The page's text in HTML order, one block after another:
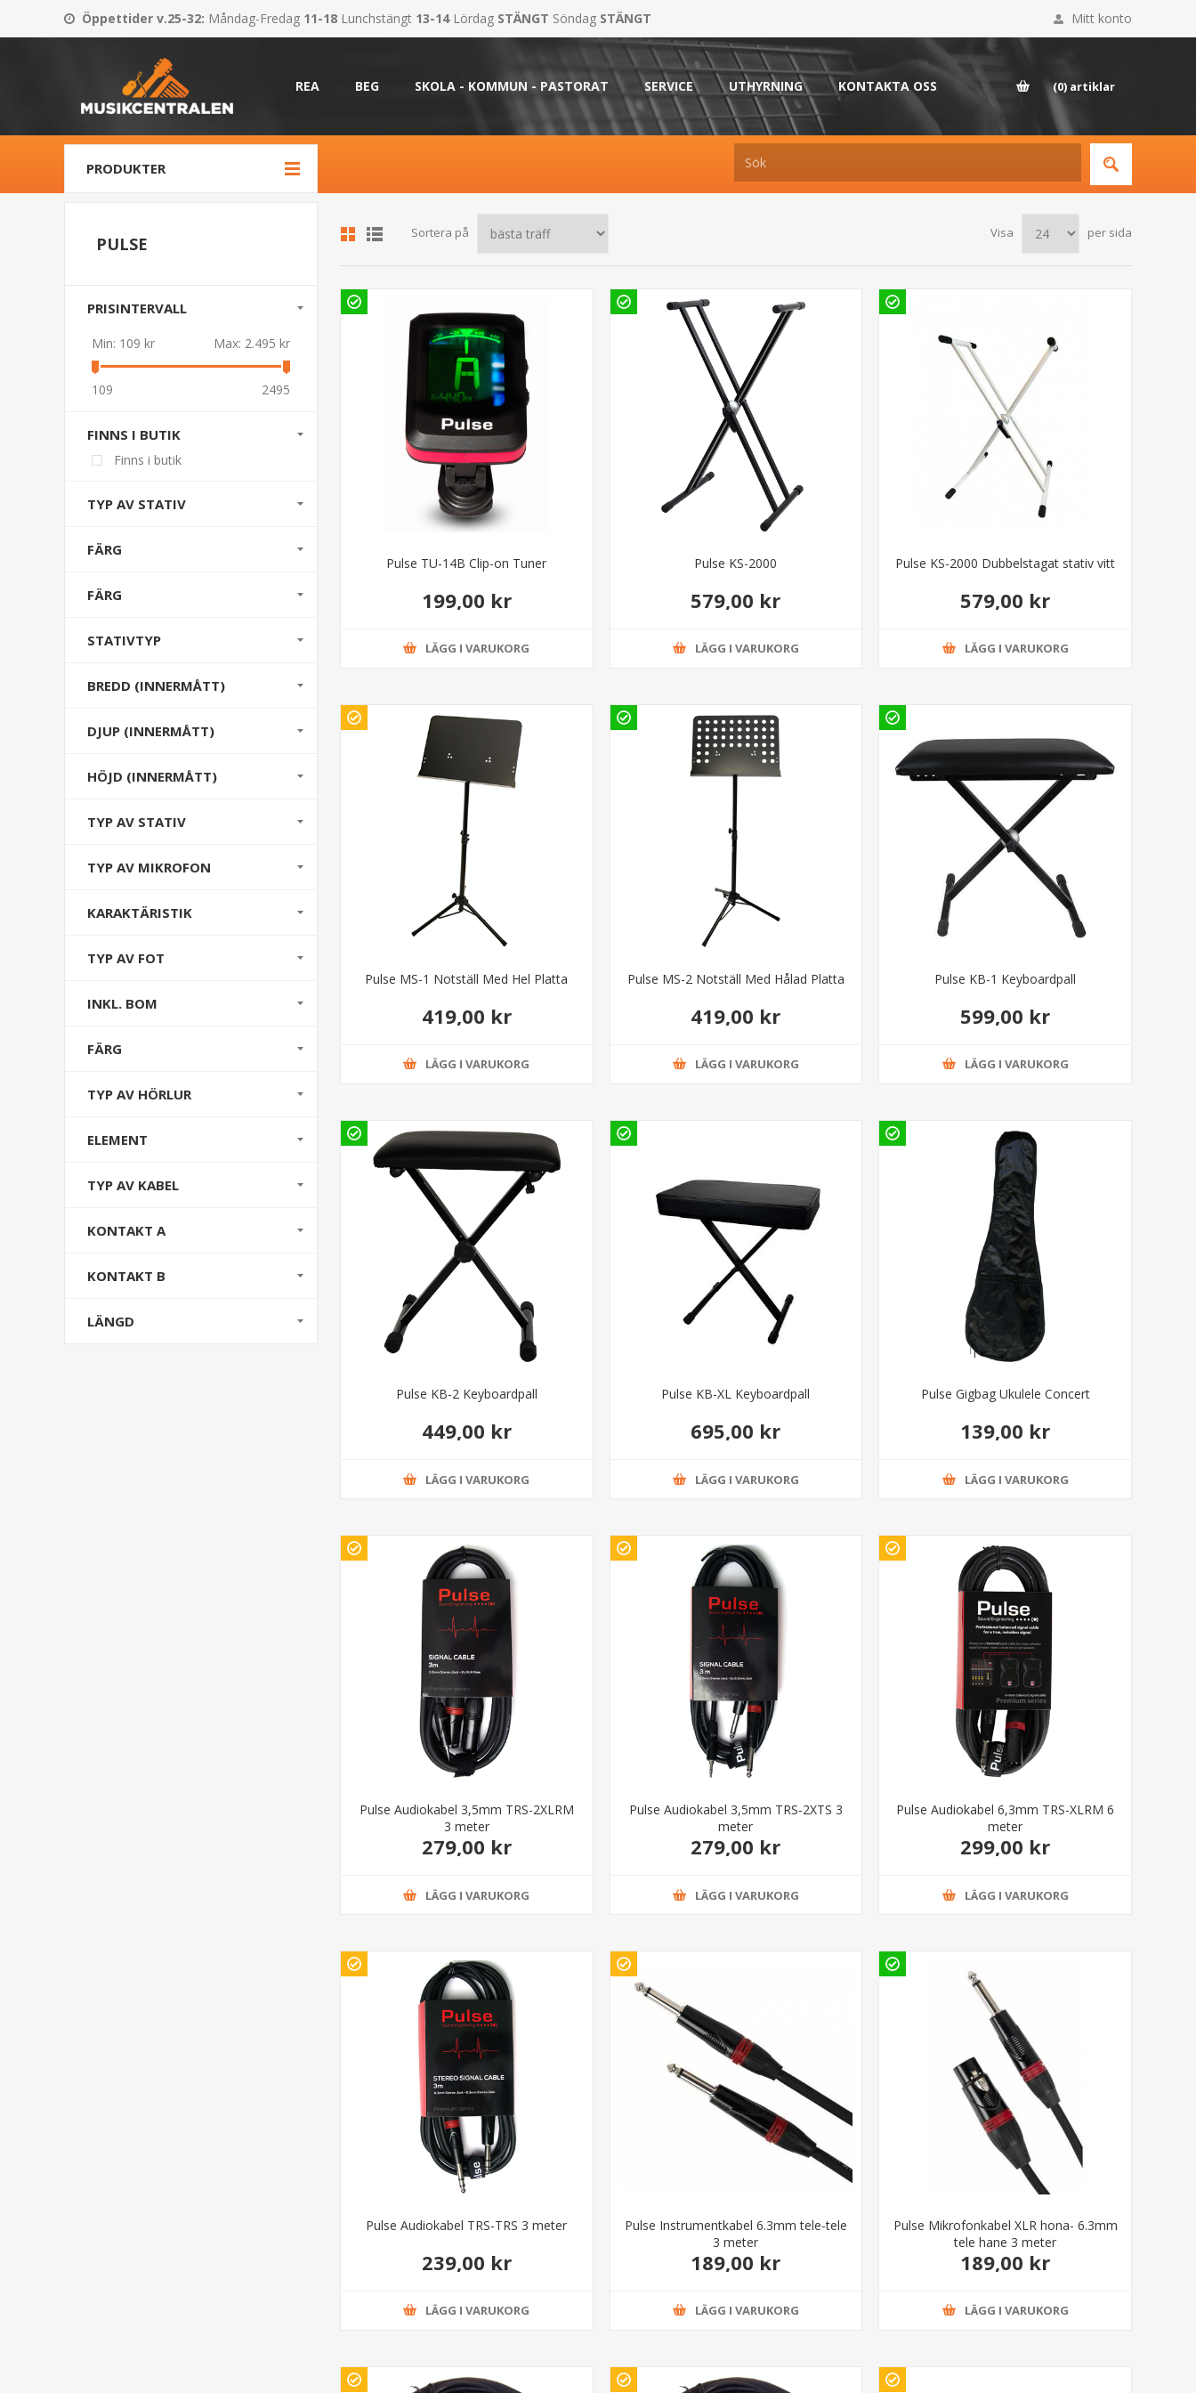
Öppettider v.25-32: Måndag-Fredag 11-18 Lunchstängt 13-14 Lördag STÄNGT Söndag STÄNGT Mitt konto
REA BEG SKOLA - KOMMUN - PASTORAT SERVICE UTHYRNING KONTAKTA OSS (0) artiklar
PRODUKTER
Sortera på Visa per sida
Pulse TU-14B Clip-on Tuner
199,00 kr
LÄGG I VARUKORG
Pulse KS-2000
579,00 kr
LÄGG I VARUKORG
Pulse KS-2000 Dubbelstagat stativ vitt
579,00 kr
LÄGG I VARUKORG
Pulse MS-1 Notställ Med Hel Platta
419,00 kr
LÄGG I VARUKORG
Pulse MS-2 Notställ Med Hålad Platta
419,00 kr
LÄGG I VARUKORG
Pulse KB-1 Keyboardpall
599,00 kr
LÄGG I VARUKORG
Pulse KB-2 Keyboardpall
449,00 kr
LÄGG I VARUKORG
Pulse KB-XL Keyboardpall
695,00 kr
LÄGG I VARUKORG
Pulse Gigbag Ukulele Concert
139,00 kr
LÄGG I VARUKORG
Pulse Audiokabel 3,5mm TRS-2XLRM
3 meter
279,00 kr
LÄGG I VARUKORG
Pulse Audiokabel 3,5mm TRS-2XTS 3
meter
279,00 kr
LÄGG I VARUKORG
Pulse Audiokabel 6,3mm TRS-XLRM 6
meter
299,00 kr
LÄGG I VARUKORG
Pulse Audiokabel TRS-TRS 3 meter
239,00 kr
LÄGG I VARUKORG
Pulse Instrumentkabel 6.3mm tele-tele
3 meter
189,00 kr
LÄGG I VARUKORG
Pulse Mikrofonkabel XLR hona- 6.3mm
tele hane 3 meter
189,00 kr
LÄGG I VARUKORG
PULSE
PRISINTERVALL
Min: 109 kr Max: 2.495 kr
109 2495
FINNS I BUTIK
Finns i butik
TYP AV STATIV
FÄRG
FÄRG
STATIVTYP
BREDD (INNERMÅTT)
DJUP (INNERMÅTT)
HÖJD (INNERMÅTT)
TYP AV STATIV
TYP AV MIKROFON
KARAKTÄRISTIK
TYP AV FOT
INKL. BOM
FÄRG
TYP AV HÖRLUR
ELEMENT
TYP AV KABEL
KONTAKT A
KONTAKT B
LÄNGD